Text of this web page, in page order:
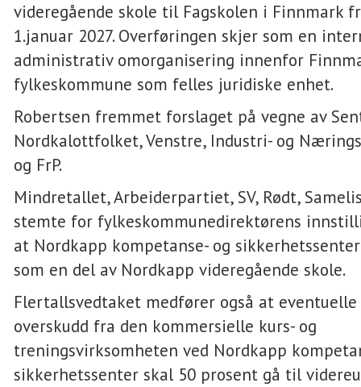
videregående skole til Fagskolen i Finnmark
1.januar 2027. Overføringen skjer som en
administrativ omorganisering innenfor
fylkeskommune som felles juridiske enhet.
Robertsen fremmet forslaget på vegne av
Nordkalottfolket, Venstre, Industri- og
og FrP.
Mindretallet, Arbeiderpartiet, SV, Rødt,
stemte for fylkeskommunedirektørens
at Nordkapp kompetanse- og
som en del av Nordkapp videregående skole.
Flertallsvedtaket medfører også at
overskudd fra den kommersielle kurs- og
treningsvirksomheten ved Nordkapp
sikkerhetssenter skal 50 prosent gå til